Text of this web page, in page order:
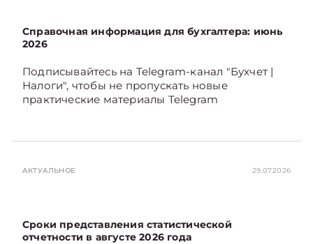
Справочная информация для бухгалтера: июнь
2026
Подписывайтесь на Telegram‑канал "Бухчет |
Налоги", чтобы не пропускать новые
практические материалы Telegram
АКТУАЛЬНОЕ 29.07.2026
Сроки представления статистической
отчетности в августе 2026 года